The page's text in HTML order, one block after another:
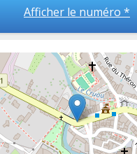
Afficher le numéro *